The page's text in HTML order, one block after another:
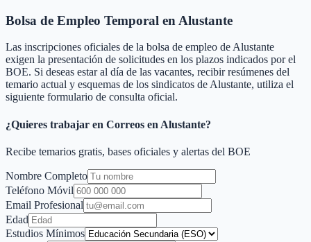
Bolsa de Empleo Temporal en Alustante
Las inscripciones oficiales de la bolsa de empleo deAlustante
exigen la presentación de solicitudes en los plazos indicados por el
BOE. Si deseas estar al día de las vacantes, recibir resúmenes del
temario actual y esquemas de los sindicatos deAlustante, utiliza el
siguiente formulario de consulta oficial.
¿Quieres trabajar en Correos en Alustante?
Recibe temarios gratis, bases oficiales y alertas del BOE
Nombre Completo
Teléfono Móvil
Email Profesional
Edad
Estudios Mínimos